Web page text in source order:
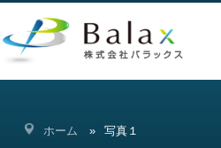
ホーム 写真１